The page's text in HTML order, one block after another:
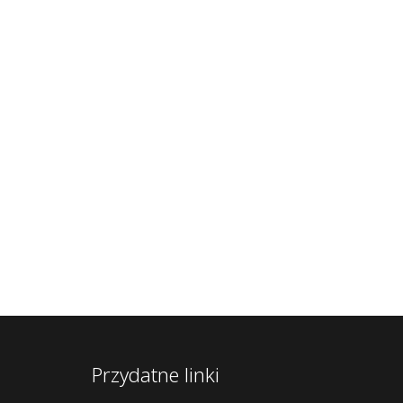
Przydatne linki